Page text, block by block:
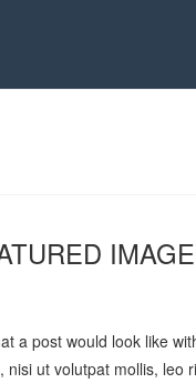
IMAGE
a post would look like
ut volutpat mollis, leo